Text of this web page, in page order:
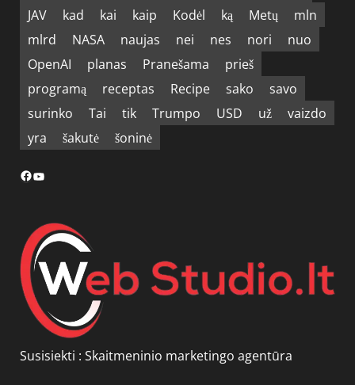
JAV
kad kai kaip Kodėl ką Metų
mln
mlrd
NASA naujas nei nes nori
nuo
OpenAI
planas Pranešama
prieš
programą
receptas Recipe sako
savo
surinko
Tai tik Trumpo USD už
vaizdo
yra
šakutė šoninė
Facebook
YouTube
Susisiekti : Skaitmeninio marketingo agentūra